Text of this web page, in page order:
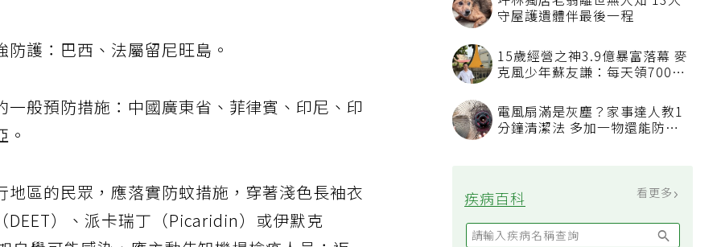
護：巴西、法屬留尼旺島。
般預防措施：中國廣東省、菲律賓、印尼、印
區的民眾，應落實防蚊措施，穿著淺色長袖衣
）、派卡瑞丁（Picaridin）或伊默克